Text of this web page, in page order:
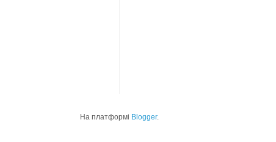
На платформі Blogger.